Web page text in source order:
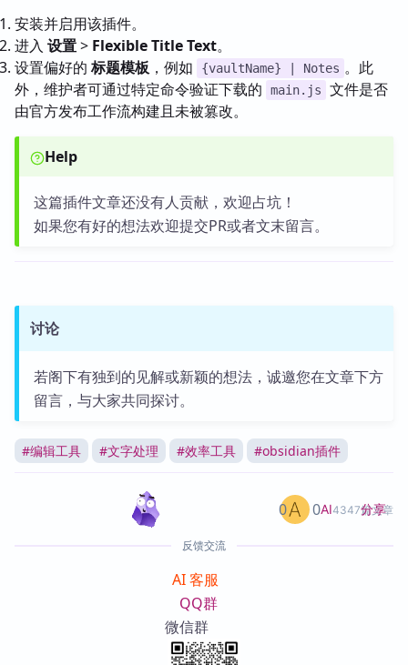
安装并启用该插件。
进入 设置> Flexible Title Text。
设置偏好的 标题模板 ，例如 {vaultName} | Notes 。此
外，维护者可通过特定命令验证下载的
main.js
文件是否
由官方发布工作流构建且未被篡改。
Help
这篇插件文章还没有人贡献，欢迎占坑！
如果您有好的想法欢迎提交PR或者文末留言。
讨论
若阁下有独到的见解或新颖的想法，诚邀您在文章下方
留言，与大家共同探讨。
#编辑工具 #文字处理 #效率工具 #obsidian插件
AI4347篇文章
0 0 分享
反馈交流
AI 客服
QQ群
微信群